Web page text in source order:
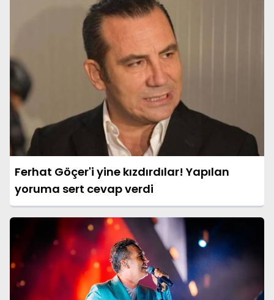
Ferhat Göçer'i yine kızdırdılar! Yapılan
yoruma sert cevap verdi